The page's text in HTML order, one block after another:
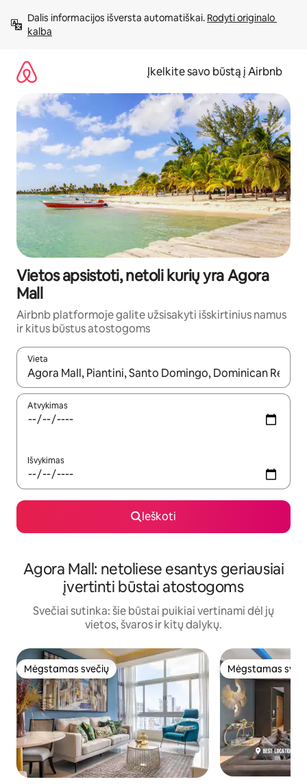
prie
turinio
Dalis informacijos išversta automatiškai. Rodyti originalo
kalba
Įkelkite savo būstą į Airbnb
Vietos apsistoti, netoli kurių yra Agora
Mall
Airbnb platformoje galite užsisakyti išskirtinius namus
ir kitus būstus atostogoms
Vieta
Kai pasirodys paieškos rezultatai, juos naršyti galite
Atvykimas
Išvykimas
Ieškoti
Agora Mall: netoliese esantys geriausiai
įvertinti būstai atostogoms
Svečiai sutinka: šie būstai puikiai vertinami dėl jų
vietos, švaros ir kitų dalykų.
Mėgstamas svečių
Mėgstamas svečių Mėgstamas
Mėgstamas